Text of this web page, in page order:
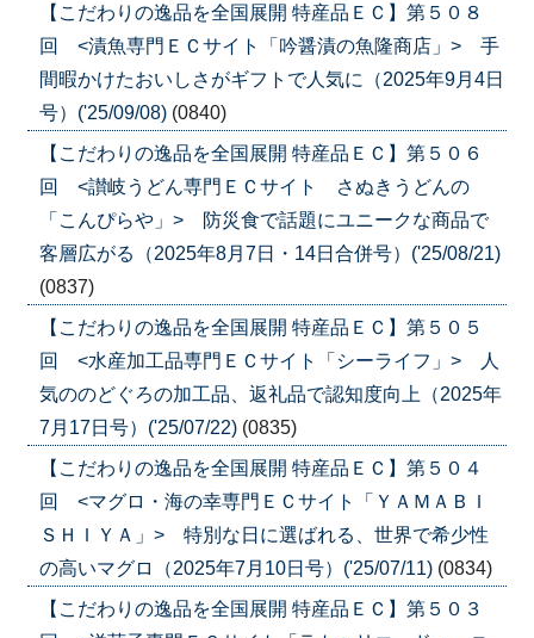
【こだわりの逸品を全国展開 特産品ＥＣ】第５０８
回 <漬魚専門ＥＣサイト「吟醤漬の魚隆商店」> 手
間暇かけたおいしさがギフトで人気に（2025年9月4日
号）('25/09/08) (0840)
【こだわりの逸品を全国展開 特産品ＥＣ】第５０６
回 <讃岐うどん専門ＥＣサイト さぬきうどんの
「こんぴらや」> 防災食で話題にユニークな商品で
客層広がる（2025年8月7日・14日合併号）('25/08/21)
(0837)
【こだわりの逸品を全国展開 特産品ＥＣ】第５０５
回 <水産加工品専門ＥＣサイト「シーライフ」> 人
気ののどぐろの加工品、返礼品で認知度向上（2025年
7月17日号）('25/07/22) (0835)
【こだわりの逸品を全国展開 特産品ＥＣ】第５０４
回 <マグロ・海の幸専門ＥＣサイト「ＹＡＭＡＢＩ
ＳＨＩＹＡ」> 特別な日に選ばれる、世界で希少性
の高いマグロ（2025年7月10日号）('25/07/11) (0834)
【こだわりの逸品を全国展開 特産品ＥＣ】第５０３